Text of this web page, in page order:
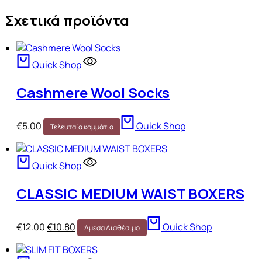
Σχετικά προϊόντα
Quick Shop
Cashmere Wool Socks
€5.00 Τελευταία κομμάτια Quick Shop
Quick Shop
CLASSIC MEDIUM WAIST BOXERS
€12.00€10.80 Άμεσα Διαθέσιμο Quick Shop